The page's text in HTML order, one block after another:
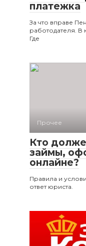
платежка
За что вправе
работодателя. В
Где
Прочее
Кто
займы,
онлайне?
Правила и
ответ юриста.